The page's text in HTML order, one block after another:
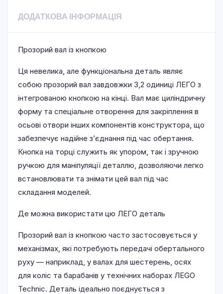
ДОДАТКОВА ІНФОРМАЦІЯ
Прозорий вал із кнопкою
Ця невелика, але функціональна деталь являє
собою прозорий вал завдовжки 3,2 одиниці ЛЕГО з
інтегрованою кнопкою на кінці. Вал має циліндричну
форму та спеціальне отворення для закріплення в
осьові отвори інших компонентів конструктора, що
забезпечує надійне з’єднання під час обертання.
Кнопка на торці служить як упором, так і зручною
ручкою для маніпуляції деталлю, дозволяючи легко
встановлювати та знімати цей вал під час
складання моделей.
Де можна використати цю ЛЕГО деталь
Прозорий вал із кнопкою часто застосовується у
механізмах, які потребують передачі обертального
руху — наприклад, у валах для шестерень, осях
для коліс та барабанів у технічних наборах ЛEGO
Technic. Деталь ідеально поєднується з